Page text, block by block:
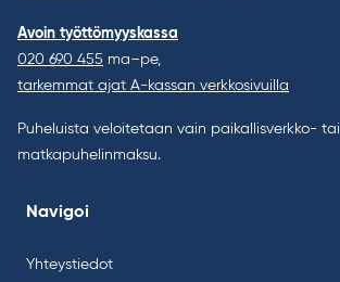
Avoin työttömyyskassa
020 690 455 ma–pe,
tarkemmat ajat A-kassan verkkosivuilla
Puheluista veloitetaan vain paikallisverkko- tai
matkapuhelinmaksu.
Navigoi
Yhteystiedot